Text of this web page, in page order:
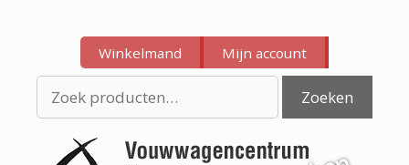
inhoud
inhoud
Winkelmand Mijn account
naar:
Zoeken